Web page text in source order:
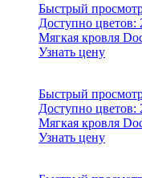
Быстрый
Доступно цветов:
Мягкая кровля
Узнать цену
Быстрый
Доступно цветов:
Мягкая кровля
Узнать цену